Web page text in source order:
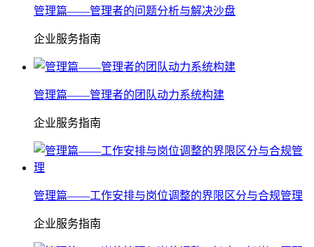
管理篇——管理者的问题分析与解决沙盘
企业服务指南
管理篇——管理者的团队动力系统构建
企业服务指南
管理篇——工作安排与岗位调整的界限区分与合规管理
企业服务指南